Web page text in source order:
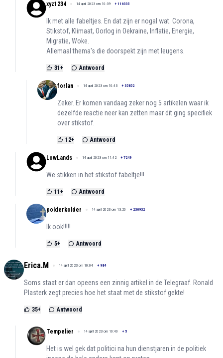
xyz1234 14 april 2023 om 10:39 + 116335
Ik met alle fabeltjes. En dat zijn er nogal wat. Corona,
Stikstof, Klimaat, Oorlog in Oekraine, Inflatie, Energie,
Migratie, Woke.
Allemaal thema's die doorspekt zijn met leugens.
31 + Antwoord
forlan 14 april 2023 om 10:43 + 35852
Zeker. Er komen vandaag zeker nog 5 artikelen waar ik
dezelfde reactie neer kan zetten maar dit ging specifiek
over stikstof.
12+ Antwoord
LowLands 14 april 2023 om 11:42 + 7249
We stikken in het stikstof fabeltje!!!
11 + Antwoord
polderkolder 14 april 2023 om 13:20 + 230932
Ik ook!!!!!
5+ Antwoord
Erica.M 14 april 2023 om 10:04 + 984
Soms staat er dan opeens een zinnig artikel in de Telegraaf. Ronald
Plasterk zegt precies hoe het staat met de stikstof gekte!
35+ Antwoord
Tempelier 14 april 2023 om 10:40 + 5
Het is wel gek dat politici na hun dienstjaren in de politiek